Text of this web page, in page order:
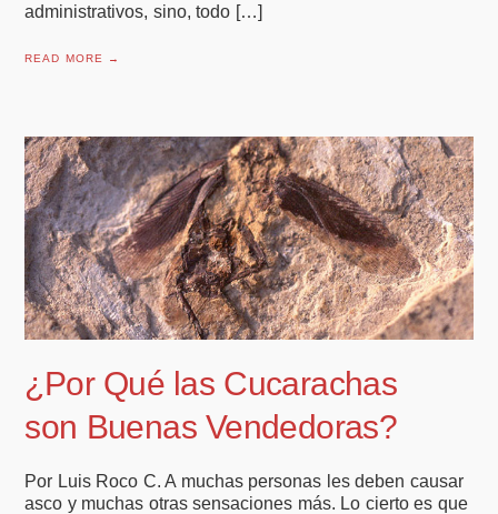
administrativos, sino, todo […]
READ MORE →
¿Por Qué las Cucarachas
son Buenas Vendedoras?
Por Luis Roco C. A muchas personas les deben causar
asco y muchas otras sensaciones más. Lo cierto es que